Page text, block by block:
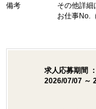
備考
その他詳細
お仕事No.
求人応募期間 ：
2026/07/07 ～